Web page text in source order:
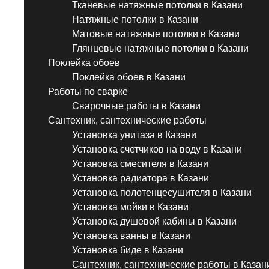
Тканевые натяжные потолки в Казани
Натяжные потолки в Казани
Матовые натяжные потолки в Казани
Глянцевые натяжные потолки в Казани
Поклейка обоев
Поклейка обоев в Казани
Работы по сварке
Сварочные работы в Казани
Сантехник, сантехнические работы
Установка унитаза в Казани
Установка счетчиков на воду в Казани
Установка смесителя в Казани
Установка радиатора в Казани
Установка полотенцесушителя в Казани
Установка мойки в Казани
Установка душевой кабины в Казани
Установка ванны в Казани
Установка биде в Казани
Сантехник, сантехнические работы в